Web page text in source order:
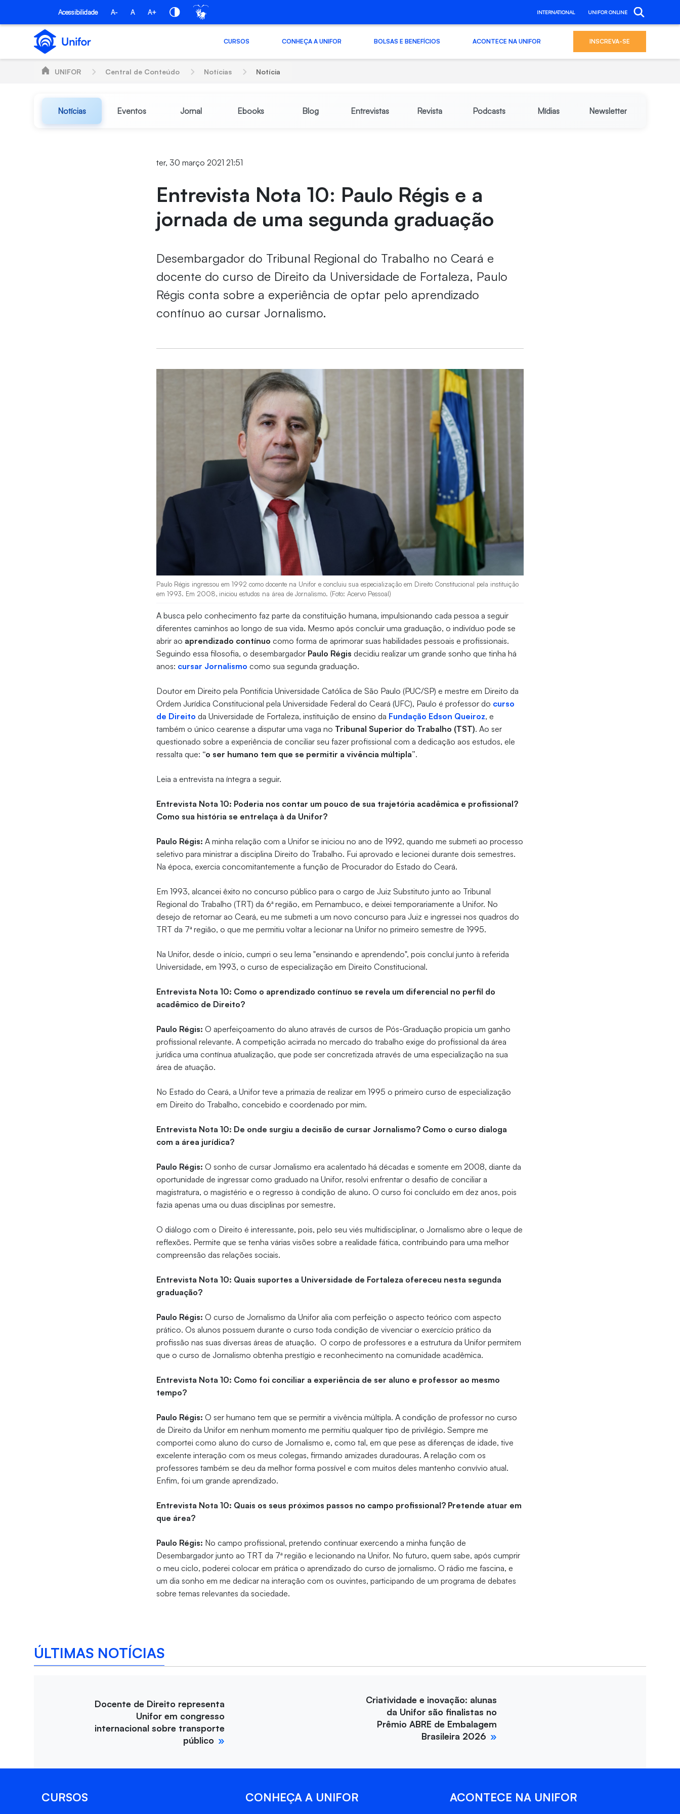
Pular para o Conteúdo principal
Acessibilidade A- A A+ INTERNATIONAL UNIFOR ONLINE
CURSOS CONHEÇA A UNIFOR BOLSAS E BENEFÍCIOS ACONTECE NA UNIFOR INSCREVA-SE
UNIFOR Central de Conteúdo Notícias Notícia
Notícias Eventos Jornal Ebooks Blog Entrevistas Revista Podcasts Mídias Newsletter
ter, 30 março 2021 21:51
Entrevista Nota 10: Paulo Régis e a
jornada de uma segunda graduação
Desembargador do Tribunal Regional do Trabalho no Ceará e
docente do curso de Direito da Universidade de Fortaleza, Paulo
Régis conta sobre a experiência de optar pelo aprendizado
contínuo ao cursar Jornalismo.
Paulo Régis ingressou em 1992 como docente na Unifor e concluiu sua especialização em Direito Constitucional pela instituição
em 1993. Em 2008, iniciou estudos na área de Jornalismo. (Foto: Acervo Pessoal)
A busca pelo conhecimento faz parte da constituição humana, impulsionando cada pessoa a seguir
diferentes caminhos ao longo de sua vida. Mesmo após concluir uma graduação, o indivíduo pode se
abrir ao aprendizado contínuo como forma de aprimorar suas habilidades pessoais e profissionais.
Seguindo essa filosofia, o desembargador Paulo Régis decidiu realizar um grande sonho que tinha há
anos: cursar Jornalismo como sua segunda graduação.
Doutor em Direito pela Pontifícia Universidade Católica de São Paulo (PUC/SP) e mestre em Direito da
Ordem Jurídica Constitucional pela Universidade Federal do Ceará (UFC), Paulo é professor do curso
de Direito da Universidade de Fortaleza, instituição de ensino da Fundação Edson Queiroz, e
também o único cearense a disputar uma vaga no Tribunal Superior do Trabalho (TST). Ao ser
questionado sobre a experiência de conciliar seu fazer profissional com a dedicação aos estudos, ele
ressalta que: “o ser humano tem que se permitir a vivência múltipla”.
Leia a entrevista na íntegra a seguir.
Entrevista Nota 10: Poderia nos contar um pouco de sua trajetória acadêmica e profissional?
Como sua história se entrelaça à da Unifor?
Paulo Régis: A minha relação com a Unifor se iniciou no ano de 1992, quando me submeti ao processo
seletivo para ministrar a disciplina Direito do Trabalho. Fui aprovado e lecionei durante dois semestres.
Na época, exercia concomitantemente a função de Procurador do Estado do Ceará.
Em 1993, alcancei êxito no concurso público para o cargo de Juiz Substituto junto ao Tribunal
Regional do Trabalho (TRT) da 6ª região, em Pernambuco, e deixei temporariamente a Unifor. No
desejo de retornar ao Ceará, eu me submeti a um novo concurso para Juiz e ingressei nos quadros do
TRT da 7ª região, o que me permitiu voltar a lecionar na Unifor no primeiro semestre de 1995.
Na Unifor, desde o início, cumpri o seu lema "ensinando e aprendendo", pois concluí junto à referida
Universidade, em 1993, o curso de especialização em Direito Constitucional.
Entrevista Nota 10: Como o aprendizado contínuo se revela um diferencial no perfil do
acadêmico de Direito?
Paulo Régis: O aperfeiçoamento do aluno através de cursos de Pós-Graduação propicia um ganho
profissional relevante. A competição acirrada no mercado do trabalho exige do profissional da área
jurídica uma contínua atualização, que pode ser concretizada através de uma especialização na sua
área de atuação.
No Estado do Ceará, a Unifor teve a primazia de realizar em 1995 o primeiro curso de especialização
em Direito do Trabalho, concebido e coordenado por mim.
Entrevista Nota 10: De onde surgiu a decisão de cursar Jornalismo? Como o curso dialoga
com a área jurídica?
Paulo Régis: O sonho de cursar Jornalismo era acalentado há décadas e somente em 2008, diante da
oportunidade de ingressar como graduado na Unifor, resolvi enfrentar o desafio de conciliar a
magistratura, o magistério e o regresso à condição de aluno. O curso foi concluído em dez anos, pois
fazia apenas uma ou duas disciplinas por semestre.
O diálogo com o Direito é interessante, pois, pelo seu viés multidisciplinar, o Jornalismo abre o leque de
reflexões. Permite que se tenha várias visões sobre a realidade fática, contribuindo para uma melhor
compreensão das relações sociais.
Entrevista Nota 10: Quais suportes a Universidade de Fortaleza ofereceu nesta segunda
graduação?
Paulo Régis: O curso de Jornalismo da Unifor alia com perfeição o aspecto teórico com aspecto
prático. Os alunos possuem durante o curso toda condição de vivenciar o exercício prático da
profissão nas suas diversas áreas de atuação. O corpo de professores e a estrutura da Unifor permitem
que o curso de Jornalismo obtenha prestígio e reconhecimento na comunidade acadêmica.
Entrevista Nota 10: Como foi conciliar a experiência de ser aluno e professor ao mesmo
tempo?
Paulo Régis: O ser humano tem que se permitir a vivência múltipla. A condição de professor no curso
de Direito da Unifor em nenhum momento me permitiu qualquer tipo de privilégio. Sempre me
comportei como aluno do curso de Jornalismo e, como tal, em que pese as diferenças de idade, tive
excelente interação com os meus colegas, firmando amizades duradouras. A relação com os
professores também se deu da melhor forma possível e com muitos deles mantenho convívio atual.
Enfim, foi um grande aprendizado.
Entrevista Nota 10: Quais os seus próximos passos no campo profissional? Pretende atuar em
que área?
Paulo Régis: No campo profissional, pretendo continuar exercendo a minha função de
Desembargador junto ao TRT da 7ª região e lecionando na Unifor. No futuro, quem sabe, após cumprir
o meu ciclo, poderei colocar em prática o aprendizado do curso de jornalismo. O rádio me fascina, e
um dia sonho em me dedicar na interação com os ouvintes, participando de um programa de debates
sobre temas relevantes da sociedade.
ÚLTIMAS NOTÍCIAS
Docente de Direito representa
Unifor em congresso
internacional sobre transporte
público
Criatividade e inovação: alunas
da Unifor são finalistas no
Prêmio ABRE de Embalagem
Brasileira 2026
CURSOS CONHEÇA A UNIFOR ACONTECE NA UNIFOR